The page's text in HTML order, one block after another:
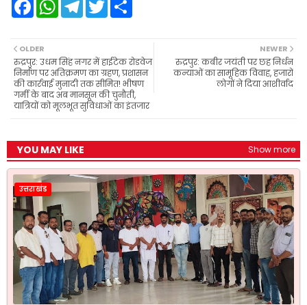
a
b
o
o
k
A
p
p
e
r
a
m
w
e
r
NEWER
रुद्रपुर: कबीर जयंती पर छह निर्धन
कन्याओं का सामूहिक विवाह, हजारों
लोगों ने दिया आशीर्वाद
OLDER
रुद्रपुर: उधम सिंह नगर में हाईटेक रोडवेज
निर्माण पर अतिक्रमण का ग्रहण, प्रशासन
की कार्रवाई मुनादी तक सीमित! भीषण
गर्मी के बाद अब मानसून की चुनौती,
यात्रियों को मूलभूत सुविधाओं का इंतजार
YOU MAY LIKE Show more
उत्तराखंड